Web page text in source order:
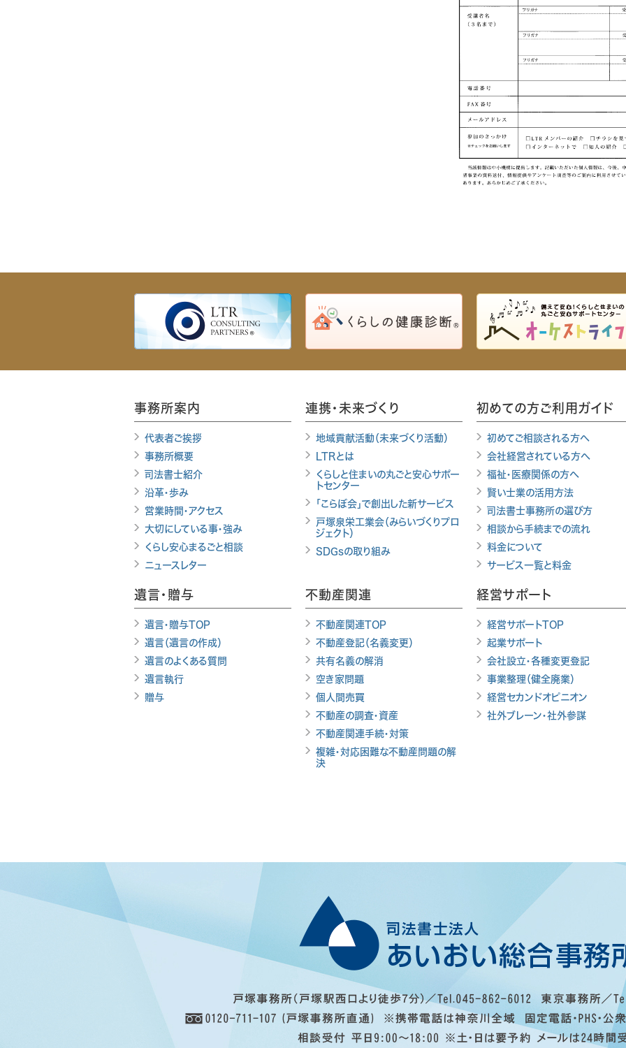
事務所案内
代表者ご挨拶
事務所概要
司法書士紹介
沿革・歩み
営業時間・アクセス
大切にしている事・強み
くらし安心まるごと相談
ニュースレター
連携・未来づくり
地域貢献活動（未来づくり活動）
LTRとは
くらしと住まいの丸ごと安心サポー
トセンター
「こらぼ会」で創出した新サービス
戸塚泉栄工業会（みらいづくりプロ
ジェクト）
SDGsの取り組み
初めての方ご利用ガイド
初めてご相談される方へ
会社経営されている方へ
福祉・医療関係の方へ
賢い士業の活用方法
司法書士事務所の選び方
相談から手続までの流れ
料金について
サービス一覧と料金
遺言・贈与
遺言・贈与TOP
遺言（遺言の作成）
遺言のよくある質問
遺言執行
贈与
不動産関連
不動産関連TOP
不動産登記（名義変更）
共有名義の解消
空き家問題
個人間売買
不動産の調査・資産
不動産関連手続・対策
複雑・対応困難な不動産問題の解
決
経営サポート
経営サポートTOP
起業サポート
会社設立・各種変更登記
事業整理（健全廃業）
経営セカンドオピニオン
社外ブレーン・社外参謀